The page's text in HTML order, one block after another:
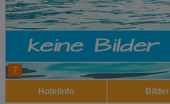
7
Hotelinfo Bilder